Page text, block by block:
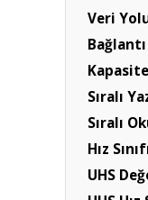
Veri
Sıralı
Sıralı
Hız
UHS